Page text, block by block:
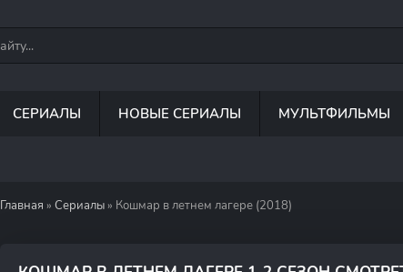
СЕРИАЛЫ НОВЫЕ СЕРИАЛЫ МУЛЬТФИЛЬМЫ
Главная » Сериалы » Кошмар в летнем лагере (2018)
5.5 5.5